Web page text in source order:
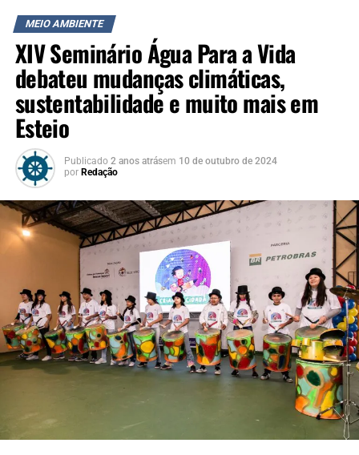
MEIO AMBIENTE
XIV Seminário Água Para a Vida
debateu mudanças climáticas,
sustentabilidade e muito mais em
Esteio
Publicado 2 anos atrásem 10 de outubro de 2024
por Redação